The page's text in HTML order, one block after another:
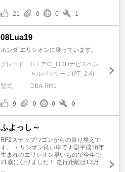
21 0 0 1
08Lua19
ホンダ エリシオンに乗っています。
グレード
Gエアロ_HDDナビスペシ
ャルパッケージ(AT_2.4)
型式
DBA-RR1
9 0 0 0
ふよっし～
RF2ステップワゴンからの乗り換えで
す。 エリシオン良い車です😊平成16年
生まれのエリシオン早いもので今年で
21歳になりました！ 走行距離は13万